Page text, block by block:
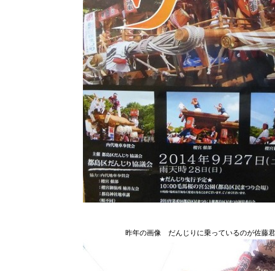
昨年の画像 だんじりに乗っているのが佐藤君で